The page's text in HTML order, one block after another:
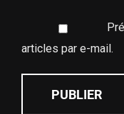
articles par e-mail.